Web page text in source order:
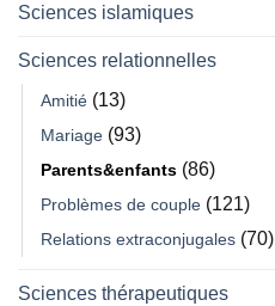
Sciences islamiques
Sciences relationnelles
Amitié (13)
Mariage (93)
Parents&enfants (86)
Problèmes de couple (121)
Relations extraconjugales (70)
Sciences thérapeutiques